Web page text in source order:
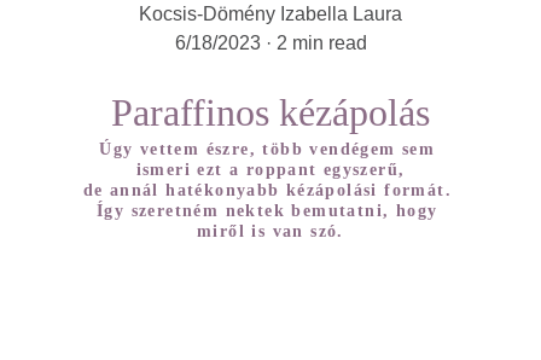
Kocsis-Dömény Izabella Laura
6/18/2023
2 min read
Paraffinos kézápolás
Úgy vettem észre, több vendégem sem
ismeri ezt a roppant egyszerű,
de annál hatékonyabb kézápolási formát.
Így szeretném nektek bemutatni, hogy
miről is van szó.